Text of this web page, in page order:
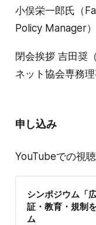
小俣栄一郎氏（
Policy Manager）
閉会挨拶 吉田奨
ネット協会専務理
申し込み
YouTubeでの視
シンポジウム「
証・教育・規制
ム